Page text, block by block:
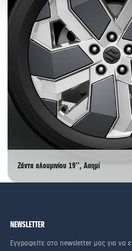
Ζάντα αλουμινίου 19'', Ασημί
NEWSLETTER
Εγγραφείτε στο newsletter μας για να